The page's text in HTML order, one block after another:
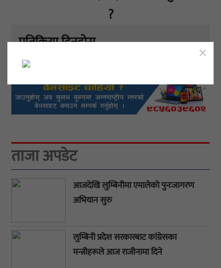
?
प्रतिक्रिया दिनुहोस्
ताजा अपडेट
आजदेखि लुम्बिनीमा एमालेको पुनःजागरण
अभियान सुरु
लुम्बिनी प्रदेश सरकारबाट कांग्रेसका
मन्त्रीहरूले आज राजीनामा दिने